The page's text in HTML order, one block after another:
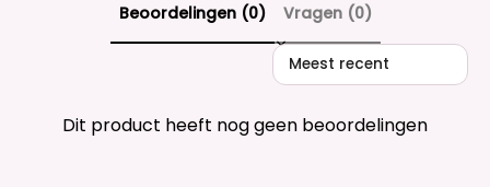
Beoordelingen (0) Vragen (0)
Sort reviews by
Dit product heeft nog geen beoordelingen